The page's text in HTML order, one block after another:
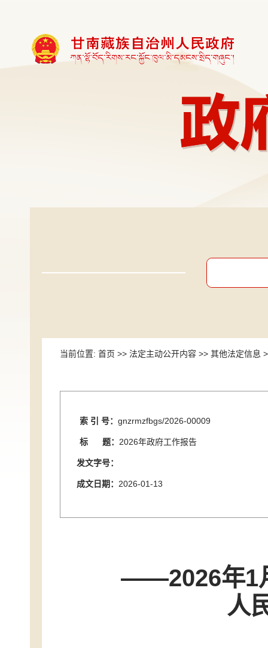
当前位置: 首页 >> 法定主动公开内容 >> 其他法定信息
索 引 号： gnzrmzfbgs/2026-00009
标 题： 2026年政府工作报告
发文字号：
成文日期： 2026-01-13
——2026年1
人